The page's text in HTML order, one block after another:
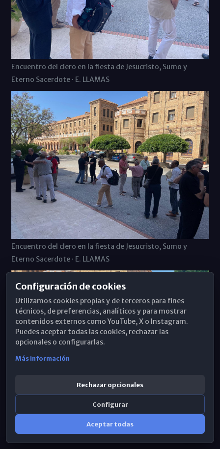
Encuentro del clero en la fiesta de Jesucristo, Sumo y
Eterno Sacerdote · E. LLAMAS
Encuentro del clero en la fiesta de Jesucristo, Sumo y
Eterno Sacerdote · E. LLAMAS
Encuentro del clero en la fiesta de Jesucristo, Sumo y
Configuración de cookies
Utilizamos cookies propias y de terceros para fines
técnicos, de preferencias, analíticos y para mostrar
contenidos externos como YouTube, X o Instagram.
Puedes aceptar todas las cookies, rechazar las
opcionales o configurarlas.
Más información
Rechazar opcionales
Configurar
Aceptar todas